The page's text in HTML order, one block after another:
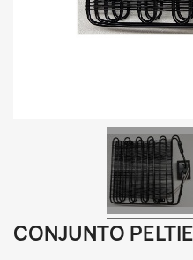
CONJUNTO